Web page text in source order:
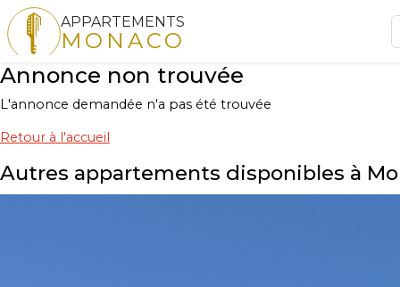
APPARTEMENTS
MONACO
Annonce non trouvée
L'annonce demandée n'a pas été trouvée
Retour à l'accueil
Autres appartements disponibles à